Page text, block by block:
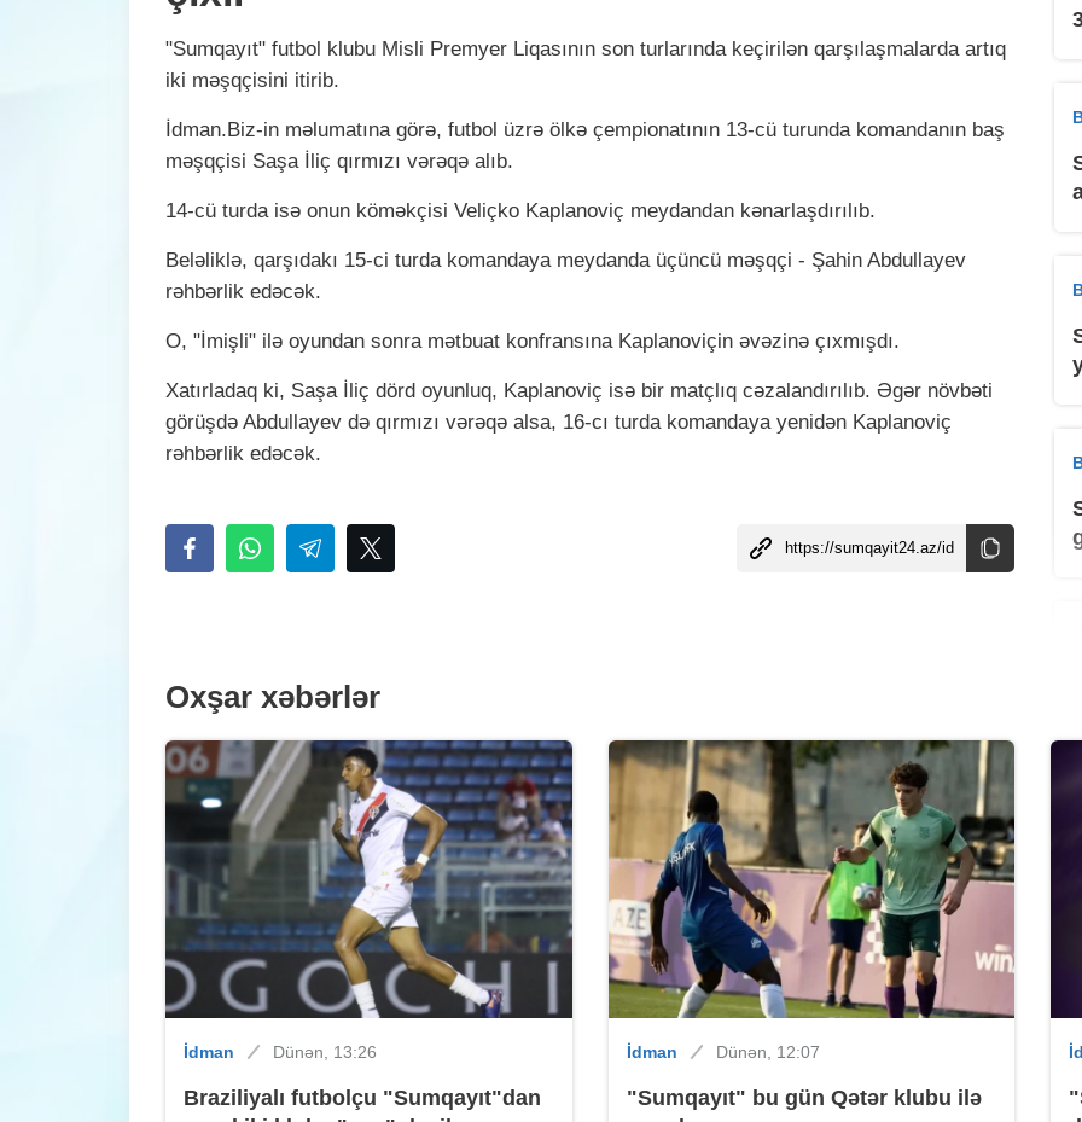
"Sumqayıt" futbol klubu Misli Premyer Liqasının son turlarında keçirilən qarşılaşmalarda artıq
iki məşqçisini itirib.
İdman.Biz-in məlumatına görə, futbol üzrə ölkə çempionatının 13-cü turunda komandanın baş
məşqçisi Saşa İliç qırmızı vərəqə alıb.
14-cü turda isə onun köməkçisi Veliçko Kaplanoviç meydandan kənarlaşdırılıb.
Beləliklə, qarşıdakı 15-ci turda komandaya meydanda üçüncü məşqçi - Şahin Abdullayev
rəhbərlik edəcək.
O, "İmişli" ilə oyundan sonra mətbuat konfransına Kaplanoviçin əvəzinə çıxmışdı.
Xatırladaq ki, Saşa İliç dörd oyunluq, Kaplanoviç isə bir matçlıq cəzalandırılıb. Əgər növbəti
görüşdə Abdullayev də qırmızı vərəqə alsa, 16-cı turda komandaya yenidən Kaplanoviç
rəhbərlik edəcək.
Oxşar xəbərlər
İdman Dünən, 13:26
Braziliyalı futbolçu "Sumqayıt"dan
İdman Dünən, 12:07
"Sumqayıt" bu gün Qətər klubu ilə